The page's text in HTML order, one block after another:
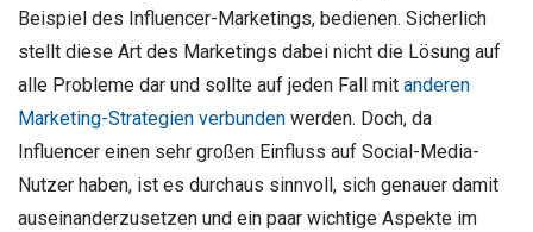
Beispiel des Influencer-Marketings, bedienen. Sicherlich
stellt diese Art des Marketings dabei nicht die Lösung auf
alle Probleme dar und sollte auf jeden Fall mit anderen
Marketing-Strategien verbunden werden. Doch, da
Influencer einen sehr großen Einfluss auf Social-Media-
Nutzer haben, ist es durchaus sinnvoll, sich genauer damit
auseinanderzusetzen und ein paar wichtige Aspekte im